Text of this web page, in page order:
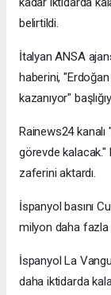
belirtildi.
İtalyan ANSA
haberini,
kazanıyor"
Rainews24
görevde kalacak."
zaferini aktardı.
İspanyol basını
milyon daha fazla
İspanyol La
daha iktidarda